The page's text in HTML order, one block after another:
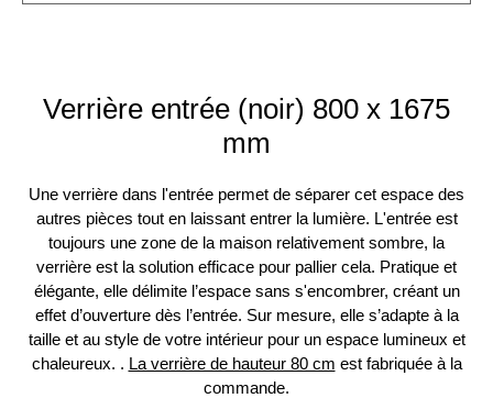
Verrière entrée (noir) 800 x 1675
mm
Une verrière dans l'entrée permet de séparer cet espace des
autres pièces tout en laissant entrer la lumière. L'entrée est
toujours une zone de la maison relativement sombre, la
verrière est la solution efficace pour pallier cela. Pratique et
élégante, elle délimite l’espace sans s'encombrer, créant un
effet d’ouverture dès l’entrée. Sur mesure, elle s’adapte à la
taille et au style de votre intérieur pour un espace lumineux et
chaleureux. . La verrière de hauteur 80 cm est fabriquée à la
commande.